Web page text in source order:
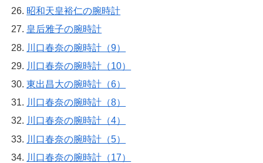
昭和天皇裕仁の腕時計
皇后雅子の腕時計
川口春奈の腕時計（9）
川口春奈の腕時計（10）
東出昌大の腕時計（6）
川口春奈の腕時計（8）
川口春奈の腕時計（4）
川口春奈の腕時計（5）
川口春奈の腕時計（17）